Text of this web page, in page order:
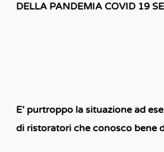
DELLA PANDEMIA COVID 19
E’ purtroppo la situazione ad
di ristoratori che conosco bene